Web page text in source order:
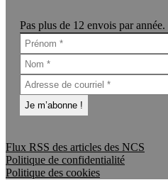
Pas plus de 12 envois par année.
Flux RSS des articles des NCS
Politique de confidentialité
Politique des cookies